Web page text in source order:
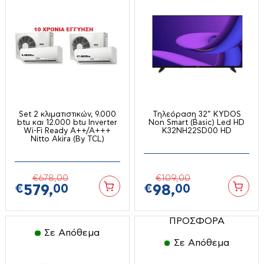
Σίδερα Ατμού
Τοστιέρες-σαντουϊτσιέρες-βαφλιέρες
Φριτέζες-Air Fryers
Ψύκτες νερού
Επαγγελματικός & Ξενοδοχειακός
Γύροι
Διάφορα
Καταψύκτες
Τοστιέρες
Εργαλεία Μπαταρίας
Set 2 κλιματιστικών, 9.000
btu και 12.000 btu Inverter
Wi-Fi Ready Α++/Α+++
Nitto Akira (By TCL)
€678,00
€579,00
Τηλεόραση 32” KYDOS
Non Smart (Basic) Led HD
K32NH22SD00 HD
€109,00
€98,00
Σε Απόθεμα
ΠΡΟΣΦΟΡΑ
Σε Απόθεμα